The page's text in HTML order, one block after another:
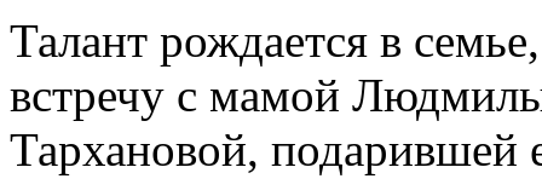
Талант рождается в
встречу с мамой
Тархановой, подарившей